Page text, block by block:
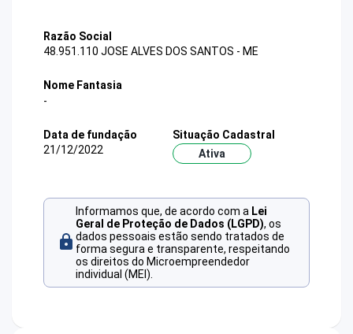
Razão Social
48.951.110 JOSE ALVES DOS SANTOS - ME
Nome Fantasia
-
Data de fundação
21/12/2022
Situação Cadastral
Ativa
Informamos que, de acordo com a Lei
Geral de Proteção de Dados (LGPD), os
dados pessoais estão sendo tratados de
forma segura e transparente, respeitando
os direitos do Microempreendedor
individual (MEI).